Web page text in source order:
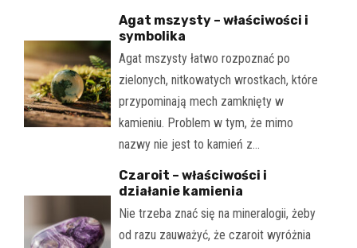
Agat mszysty – właściwości i
symbolika
Agat mszysty łatwo rozpoznać po
zielonych, nitkowatych wrostkach, które
przypominają mech zamknięty w
kamieniu. Problem w tym, że mimo
nazwy nie jest to kamień z…
Czaroit – właściwości i
działanie kamienia
Nie trzeba znać się na mineralogii, żeby
od razu zauważyć, że czaroit wyróżnia